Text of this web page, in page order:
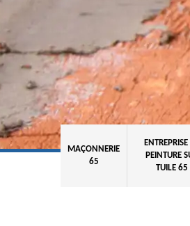
MAÇONNERIE
65
ENTREPRISE
PEINTURE
TUILE 65